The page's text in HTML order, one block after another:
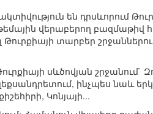
են դրսևորում
վերաբերող բազմաթիվ
տարբեր
սևծովյան շրջանում`
ինչպես նաև
Կոնյայի...